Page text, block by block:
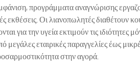
προγράμματα αναγνώρισης
Οι λιανοπωλητές διαθέτουν
για την υγεία εκτιμούν τις
εταιρικές παραγγελίες έως
στην αγορά.